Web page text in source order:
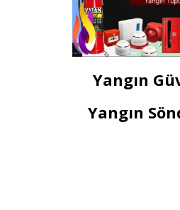
Yangın
Yangın